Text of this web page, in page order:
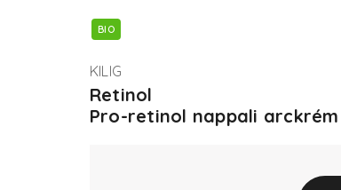
BIO
KILIG
Retinol
Pro-retinol nappali arckrém